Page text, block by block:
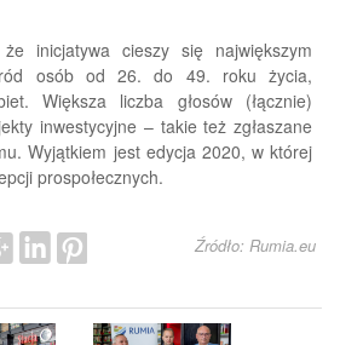
inicjatywa cieszy się największym
osób od 26. do 49. roku życia,
Większa liczba głosów (łącznie)
inwestycyjne – takie też zgłaszane
Wyjątkiem jest edycja 2020, w której
prospołecznych.
Źródło: Rumia.eu